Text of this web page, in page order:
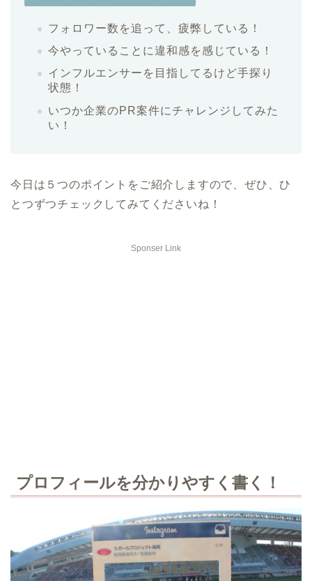
フォロワー数を追って、疲弊している！
今やっていることに違和感を感じている！
インフルエンサーを目指してるけど手探り
状態！
いつか企業のPR案件にチャレンジしてみた
い！
今日は５つのポイントをご紹介しますので、ぜひ、ひ
とつずつチェックしてみてくださいね！
Sponser Link
プロフィールを分かりやすく書く！